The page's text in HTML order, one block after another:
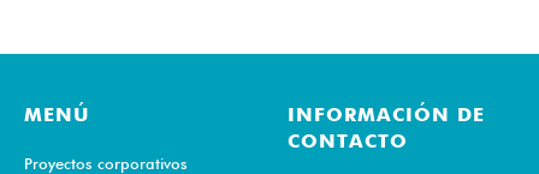
MENÚ
Proyectos corporativos
INFORMACIÓN DE
CONTACTO